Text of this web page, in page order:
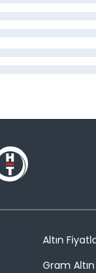
Altın
Gram Altın